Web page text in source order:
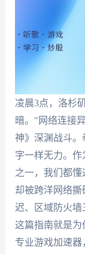
凌晨3点，洛杉
暗。"网络连接
神》深渊战斗
字一样无力。作
之一，我们都懂
却被跨洋网络
迟、区域防火墙
这篇指南就是
专业游戏加速器